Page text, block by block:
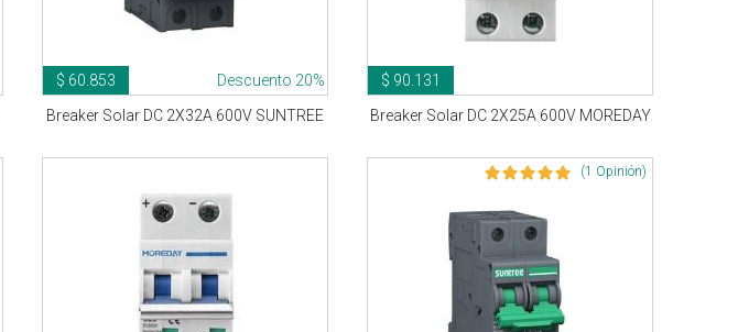
$ 60.853
Descuento 20%
Breaker Solar DC 2X32A 600V SUNTREE
$ 90.131
Breaker Solar DC 2X25A 600V MOREDAY
(1 Opinión)